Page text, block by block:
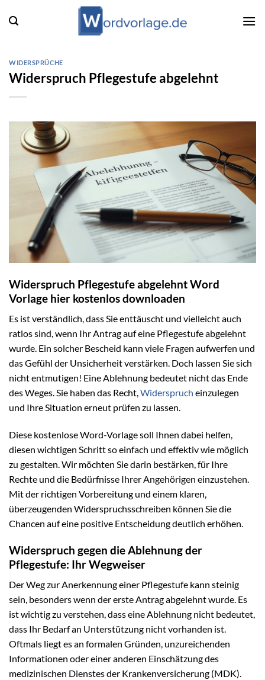
Inhalt
WIDERSPRÜCHE
Widerspruch Pflegestufe abgelehnt
Widerspruch Pflegestufe abgelehnt Word
Vorlage hier kostenlos downloaden
Es ist verständlich, dass Sie enttäuscht und vielleicht auch
ratlos sind, wenn Ihr Antrag auf eine Pflegestufe abgelehnt
wurde. Ein solcher Bescheid kann viele Fragen aufwerfen und
das Gefühl der Unsicherheit verstärken. Doch lassen Sie sich
nicht entmutigen! Eine Ablehnung bedeutet nicht das Ende
des Weges. Sie haben das Recht,Widerspruch einzulegen
und Ihre Situation erneut prüfen zu lassen.
Diese kostenlose Word-Vorlage soll Ihnen dabei helfen,
diesen wichtigen Schritt so einfach und effektiv wie möglich
zu gestalten. Wir möchten Sie darin bestärken, für Ihre
Rechte und die Bedürfnisse Ihrer Angehörigen einzustehen.
Mit der richtigen Vorbereitung und einem klaren,
überzeugenden Widerspruchsschreiben können Sie die
Chancen auf eine positive Entscheidung deutlich erhöhen.
Widerspruch gegen die Ablehnung der
Pflegestufe: Ihr Wegweiser
Der Weg zur Anerkennung einer Pflegestufe kann steinig
sein, besonders wenn der erste Antrag abgelehnt wurde. Es
ist wichtig zu verstehen, dass eine Ablehnung nicht bedeutet,
dass Ihr Bedarf an Unterstützung nicht vorhanden ist.
Oftmals liegt es an formalen Gründen, unzureichenden
Informationen oder einer anderen Einschätzung des
medizinischen Dienstes der Krankenversicherung (MDK).